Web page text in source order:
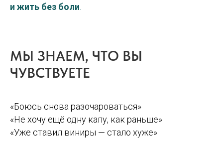
и жить без боли
МЫ ЗНАЕМ, ЧТО ВЫ
ЧУВСТВУЕТЕ
«Боюсь снова разочароваться»
«Не хочу ещё одну капу, как раньше»
«Уже ставил виниры — стало хуже»